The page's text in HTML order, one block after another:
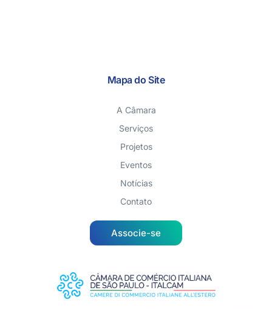
Mapa do Site
A Câmara
Serviços
Projetos
Eventos
Notícias
Contato
Associe-se